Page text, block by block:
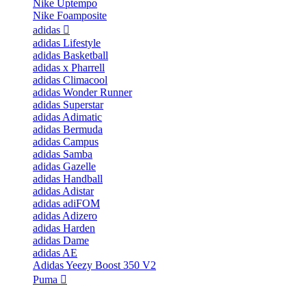
Nike Uptempo
Nike Foamposite
adidas
adidas Lifestyle
adidas Basketball
adidas x Pharrell
adidas Climacool
adidas Wonder Runner
adidas Superstar
adidas Adimatic
adidas Bermuda
adidas Campus
adidas Samba
adidas Gazelle
adidas Handball
adidas Adistar
adidas adiFOM
adidas Adizero
adidas Harden
adidas Dame
adidas AE
Adidas Yeezy Boost 350 V2
Puma